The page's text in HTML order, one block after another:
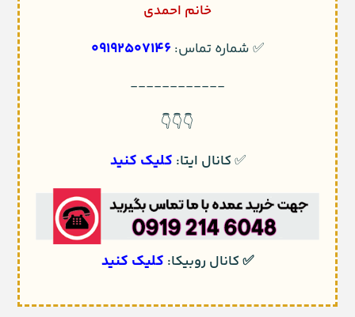
خانم احمدی
✅ شماره تماس:09192507146
------------
👇👇👇
✅کانال ایتا: کلیک کنید
✅کانال روبیکا: کلیک کنید